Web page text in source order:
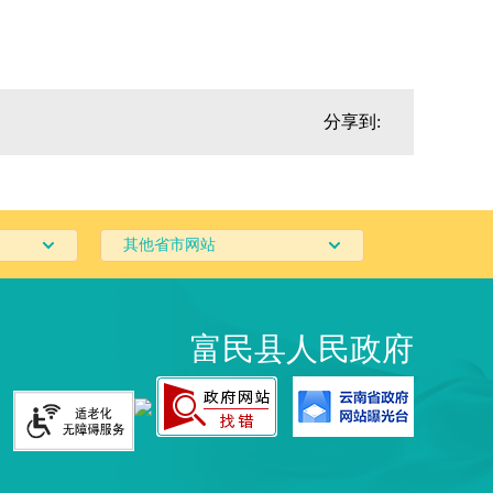
分享到:
其他省市网站
富民县人民政府